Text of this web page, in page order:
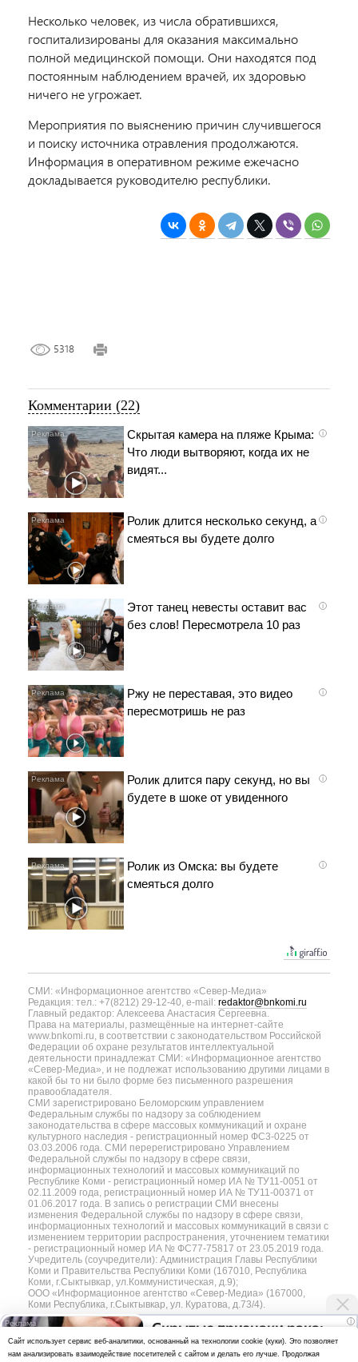
Несколько человек, из числа обратившихся,
госпитализированы для оказания максимально
полной медицинской помощи. Они находятся под
постоянным наблюдением врачей, их здоровью
ничего не угрожает.
Мероприятия по выяснению причин случившегося
и поиску источника отравления продолжаются.
Информация в оперативном режиме ежечасно
докладывается руководителю республики.
5318
Комментарии (22)
i
Скрытая камера на пляже Крыма:
Что люди вытворяют, когда их не
видят...
i
Ролик длится несколько секунд, а
смеяться вы будете долго
i
Этот танец невесты оставит вас
без слов! Пересмотрела 10 раз
i
Ржу не переставая, это видео
пересмотришь не раз
i
Ролик длится пару секунд, но вы
будете в шоке от увиденного
i
Ролик из Омска: вы будете
смеяться долго
СМИ: «Информационное агентство «Север-Медиа»
Редакция: тел.: +7(8212) 29-12-40, e-mail: redaktor@bnkomi.ru
Главный редактор: Алексеева Анастасия Сергеевна.
Права на материалы, размещённые на интернет-сайте
www.bnkomi.ru, в соответствии с законодательством Российской
Федерации об охране результатов интеллектуальной
деятельности принадлежат СМИ: «Информационное агентство
«Север-Медиа», и не подлежат использованию другими лицами в
какой бы то ни было форме без письменного разрешения
правообладателя.
СМИ зарегистрировано Беломорским управлением
Федеральным службы по надзору за соблюдением
законодательства в сфере массовых коммуникаций и охране
культурного наследия - регистрационный номер ФС3-0225 от
03.03.2006 года. СМИ перерегистрировано Управлением
Федеральной службы по надзору в сфере связи,
информационных технологий и массовых коммуникаций по
Республике Коми - регистрационный номер ИА № ТУ11-0051 от
02.11.2009 года, регистрационный номер ИА № ТУ11-00371 от
01.06.2017 года. В запись о регистрации СМИ внесены
изменения Федеральной службы по надзору в сфере связи,
информационных технологий и массовых коммуникаций в связи с
изменением территории распространения, уточнением тематики
- регистрационный номер ИА № ФС77-75817 от 23.05.2019 года.
Учредитель (соучредители): Администрация Главы Республики
Коми и Правительства Республики Коми (167010, Республика
Коми, г.Сыктывкар, ул.Коммунистическая, д.9);
ООО «Информационное агентство «Север-Медиа» (167000,
Коми Республика, г.Сыктывкар, ул. Куратова, д.73/4).
Разработка сайта — web-студия «Цифровой Век»
i
Скрытые признаки рака:
на такое никто не
Политика
Cайт использует сервис веб-аналитики, основанный на технологии cookie (куки). Это позволяет
нам анализировать взаимодействие посетителей с сайтом и делать его лучше. Продолжая